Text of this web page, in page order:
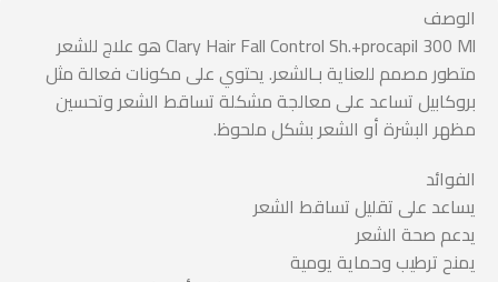
الوصف
Clary Hair Fall Control Sh.+procapil 300 Ml هو علاج للشعر
متطور مصمم للعناية بـالشعر. يحتوي على مكونات فعالة مثل
بروكابيل تساعد على معالجة مشكلة تساقط الشعر وتحسين
مظهر البشرة أو الشعر بشكل ملحوظ.
الفوائد
يساعد على تقليل تساقط الشعر
يدعم صحة الشعر
يمنح ترطيب وحماية يومية